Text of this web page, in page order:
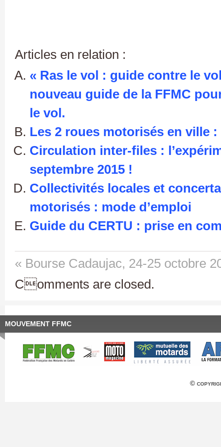
Articles en relation :
« Ras le vol : guide contre le
nouveau guide de la FFMC
le vol.
Les 2 roues motorisés en ville
Circulation inter-files :
septembre 2015 !
Collectivités locales et
motorisés : mode d’emploi
Guide du CERTU : prise en
« Bourse Cadaujac, 24-25 octobre
Comments are closed.
MOUVEMENT FFMC
©